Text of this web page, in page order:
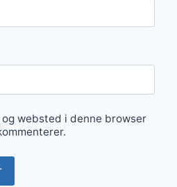
og websted i denne browser